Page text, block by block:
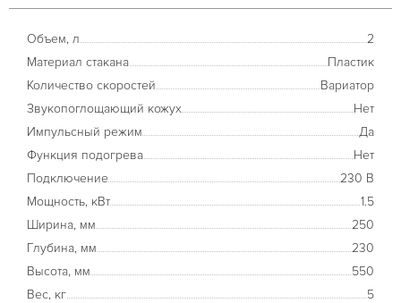
Объем, л
2
Материал стакана
Пластик
Количество скоростей
Вариатор
Звукопоглощающий кожух
Нет
Импульсный режим
Да
Функция подогрева
Нет
Подключение
230 В
Мощность, кВт
1.5
Ширина, мм
250
Глубина, мм
230
Высота, мм
550
Вес, кг
5